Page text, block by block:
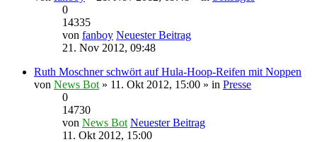
0
14335
von fanboy Neuester Beitrag
21. Nov 2012, 09:48
Ruth Moschner schwört auf Hula-Hoop-Reifen mit Noppen
von News Bot » 11. Okt 2012, 15:00 » in Presse
0
14730
von News Bot Neuester Beitrag
11. Okt 2012, 15:00